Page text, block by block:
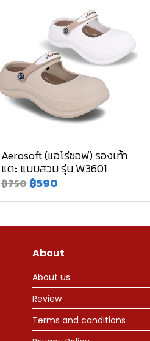
Aerosoft (แอโร่ซอฟ) รองเท้า
แตะ แบบสวม รุ่น W3601
฿750 ฿590
About
About us
Review
Terms and conditions